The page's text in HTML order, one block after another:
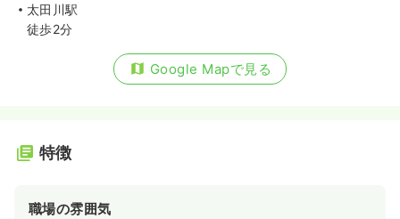
太田川駅
徒歩2分
Google Mapで見る
特徴
職場の雰囲気